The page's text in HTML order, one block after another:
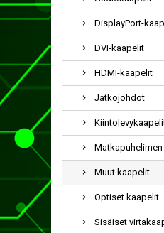
DisplayPort-
DVI-kaapelit
HDMI-kaapelit
Jatkojohdot
Muut kaapelit
Optiset kaapelit
Sisäiset